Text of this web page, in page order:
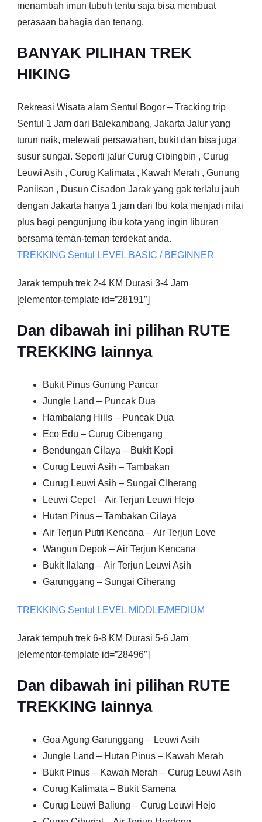
menambah imun tubuh tentu saja bisa membuat
perasaan bahagia dan tenang.
BANYAK PILIHAN TREK
HIKING
Rekreasi Wisata alam Sentul Bogor – Tracking trip
Sentul 1 Jam dari Balekambang, Jakarta Jalur yang
turun naik, melewati persawahan, bukit dan bisa juga
susur sungai. Seperti jalur Curug Cibingbin , Curug
Leuwi Asih , Curug Kalimata , Kawah Merah , Gunung
Paniisan , Dusun Cisadon Jarak yang gak terlalu jauh
dengan Jakarta hanya 1 jam dari Ibu kota menjadi nilai
plus bagi pengunjung ibu kota yang ingin liburan
bersama teman-teman terdekat anda.
TREKKING Sentul LEVEL BASIC / BEGINNER
Jarak tempuh trek 2-4 KM Durasi 3-4 Jam
[elementor-template id=”28191″]
Dan dibawah ini pilihan RUTE
TREKKING lainnya
Bukit Pinus Gunung Pancar
Jungle Land – Puncak Dua
Hambalang Hills – Puncak Dua
Eco Edu – Curug Cibengang
Bendungan Cilaya – Bukit Kopi
Curug Leuwi Asih – Tambakan
Curug Leuwi Asih – Sungai CIherang
Leuwi Cepet – Air Terjun Leuwi Hejo
Hutan Pinus – Tambakan Cilaya
Air Terjun Putri Kencana – Air Terjun Love
Wangun Depok – Air Terjun Kencana
Bukit Ilalang – Air Terjun Leuwi Asih
Garunggang – Sungai Ciherang
TREKKING Sentul LEVEL MIDDLE/MEDIUM
Jarak tempuh trek 6-8 KM Durasi 5-6 Jam
[elementor-template id=”28496″]
Dan dibawah ini pilihan RUTE
TREKKING lainnya
Goa Agung Garunggang – Leuwi Asih
Jungle Land – Hutan Pinus – Kawah Merah
Bukit Pinus – Kawah Merah – Curug Leuwi Asih
Curug Kalimata – Bukit Samena
Curug Leuwi Baliung – Curug Leuwi Hejo